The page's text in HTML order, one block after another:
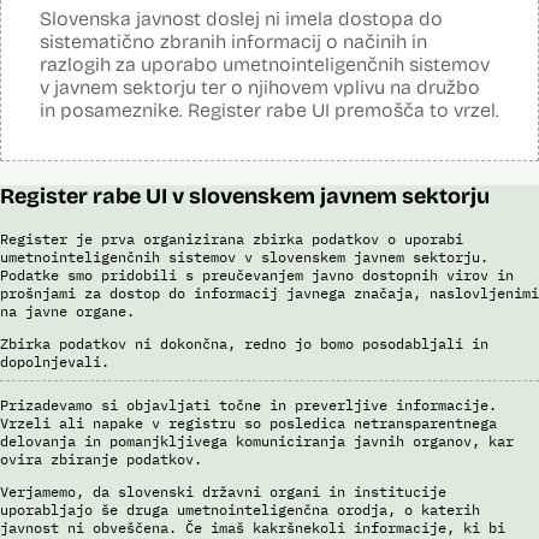
Poročilo Automating Society report 2020 za Slovenijo
Povezava na spletno mesto SAP
Dosje javnega naročila (2021)
Dosje javnega naročila (2023)
Za vsak prejet zahtevek se v zalednem sistemu prožijo kontrole
(poslovna pravila, določena na podlagi izkušenj poslovnih uporabnikov,
ki določajo uvrščanje zahtevkov v proces kontrole). V primeru, da
kontrole zaznajo izbrano nepravilnost ali odstopanje, se zahtevek
dodeli uslužbencu v vsebinsko kontrolo. Umetnointeligenčni sistem
deluje kot dodatna kontrola in temelji na prediktivnem modelu. Vsak
se šteje, da je tvegan VAT-R zahtevek, ki vsebuje vsaj en tvegan
račun. O zahtevkih VAT-R, ki so ocenjeni kot tvegani ali na katerih se
prožijo druga poslovna pravila, vedno vsebinsko odločajo uslužbenci
FURS.
V okviru razvoja je bila izvedena analiza in izbor modelov za področje
VAT-R z orodjem SAP Data Intelligence. Narejena je bila analiza
podatkov, izbrani so bili relevantni atributi za modeliranje, pripravljena
je bila učna in testna množica podatkov ter validacijska množica. Z
uporabo funkcionalnosti AutoML je bilo kreiranih cca. 1000 modelov. V
nadaljevanju se v več fazah izloča manj ustrezne modele in na koncu
izbere enega, ki se ga potem uporabi v produkciji.
Viri:
Odgovor na zahtevo za dostop do informacij javnega značaja
Postopek izdelave prediktivnega modela
Povezava na spletno mesto SAP
Dosje javnega naročila (2021)
Slovenska javnost doslej ni imela dostopa do
sistematično zbranih informacij o načinih in
razlogih za uporabo umetnointeligenčnih sistemov
v javnem sektorju ter o njihovem vplivu na družbo
in posameznike. Register rabe UI premošča to vrzel.
Register rabe UI v slovenskem javnem sektorju
Register je prva organizirana zbirka podatkov o uporabi
umetnointeligenčnih sistemov v slovenskem javnem sektorju.
Podatke smo pridobili s preučevanjem javno dostopnih virov in
prošnjami za dostop do informacij javnega značaja, naslovljenimi
na javne organe.
Zbirka podatkov ni dokončna, redno jo bomo posodabljali in
dopolnjevali.
Prizadevamo si objavljati točne in preverljive informacije.
Vrzeli ali napake v registru so posledica netransparentnega
delovanja in pomanjkljivega komuniciranja javnih organov, kar
ovira zbiranje podatkov.
Verjamemo, da slovenski državni organi in institucije
uporabljajo še druga umetnointeligenčna orodja, o katerih
javnost ni obveščena. Če imaš kakršnekoli informacije, ki bi